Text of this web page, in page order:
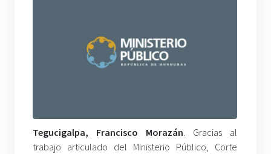
Tegucigalpa, Francisco Morazán. Gracias al
trabajo articulado del Ministerio Público, Corte